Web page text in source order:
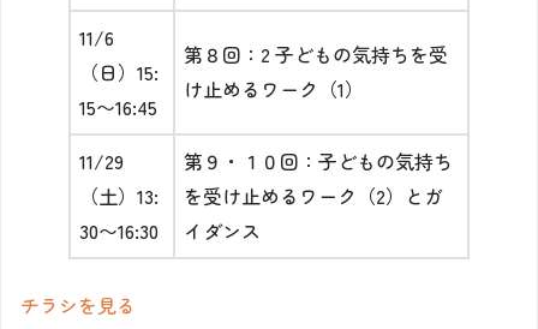
11/6
（日）15:
15〜16:45
第８回：2 子どもの気持ちを受
け止めるワーク（1）
11/29
（土）13:
30〜16:30
第９・１０回： 子どもの気持ち
を受け止めるワーク（2）とガ
イダンス
チラシを見る